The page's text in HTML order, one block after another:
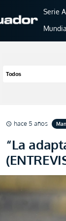
Serie A
schedule hace 5 años
“La